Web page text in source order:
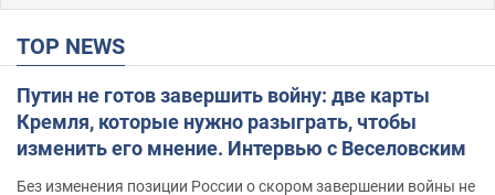
TOP NEWS
Путин не готов завершить войну: две карты
Кремля, которые нужно разыграть, чтобы
изменить его мнение. Интервью с Веселовским
Без изменения позиции России о скором завершении войны не